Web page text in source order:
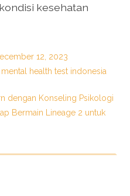
kesehatan
12, 2023
mental health test indonesia
dengan Konseling Psikologi
Bermain Lineage 2 untuk